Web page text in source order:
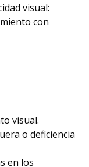
visual:
con
visual.
o deficiencia
en los